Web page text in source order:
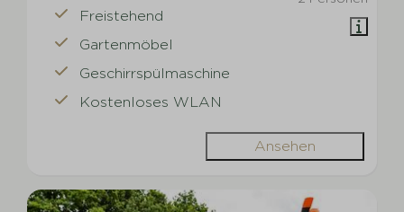
Freistehend
Gartenmöbel
Geschirrspülmaschine
Kostenloses WLAN
Ansehen